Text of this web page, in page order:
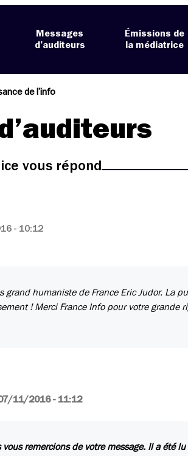
Messages
d’auditeurs
Émissions de
la médiatrice
de l’info
vous répond
- 10:12
humaniste de France Eric Judor. La
! Merci France Info pour votre grande
11/2016 - 11:12
vous remercions de votre message. Il a été